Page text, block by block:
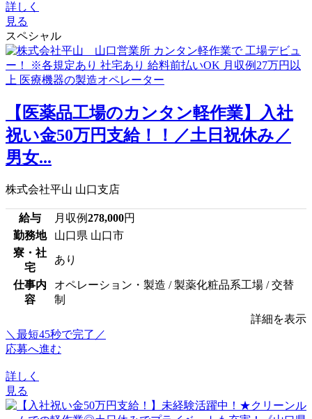
詳しく
見る
スペシャル
【医薬品工場のカンタン軽作業】入社
祝い金50万円支給！！／土日祝休み／
男女...
株式会社平山 山口支店
給与 月収例278,000円
勤務地
山口県 山口市
寮・社
宅
あり
仕事内
容
オペレーション・製造 / 製薬化粧品系工場 / 交替
制
詳細を表示
＼最短45秒で完了／
応募へ進む
詳しく
見る